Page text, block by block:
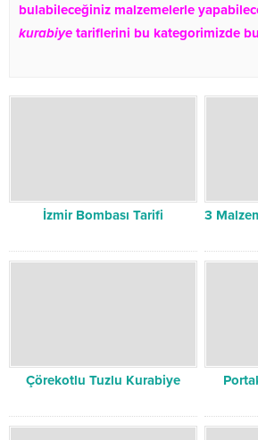
bulabileceğiniz malzemelerle
kurabiye tariflerini bu kategorimizde
İzmir Bombası Tarifi
3
Çörekotlu Tuzlu Kurabiye